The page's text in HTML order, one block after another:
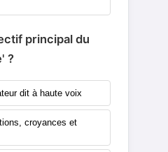
principal du
?
dit à haute voix
croyances et